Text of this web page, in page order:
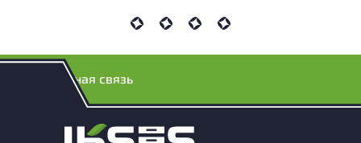
Обратная связь